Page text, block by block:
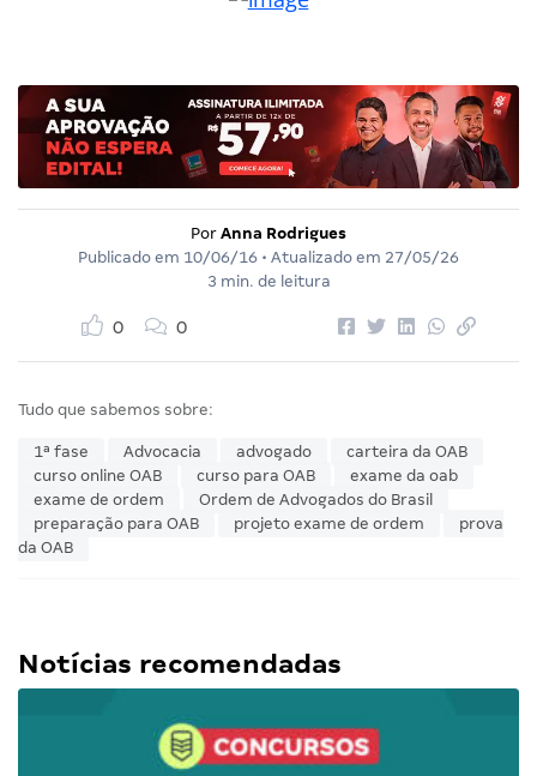
Por Anna Rodrigues
Publicado em 10/06/16 • Atualizado em 27/05/26
3 min. de leitura
0 0
Tudo que sabemos sobre:
1ª fase Advocacia advogado
carteira da OAB
curso online OAB
curso para OAB
exame da oab
exame de ordem
Ordem de Advogados do Brasil
preparação para OAB
projeto exame de ordem
prova
da OAB
Notícias recomendadas